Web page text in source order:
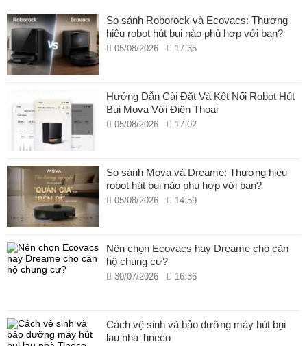
nhà của bạn. Lực hút mạnh mẽ, hệ thống lau nhà tiên tiến,
và trạm sạc đa chức năng, giúp bạn tiết kiệm thời gian và
công sức cho việc dọn dẹp.
Lực hút Vormax™ mạnh mẽ 13.000Pa: Xử lý mọi vết bẩn
cứng đầu và các mảnh vụn mắc kẹt trong góc.
Trạm sạc đa năng PowerDock™: Tự động đổ bụi, giặt và
sấy khô giẻ lau.
Hệ thống lau nhà DuoScrub™: Hai giẻ lau xoay kết hợp
Lau dọn thảm thông minh: Cảm biến sóng siêu âm nhân
diện thảm, giẻ lau tự nâng lên 10,5mm ngăn thảm bị ướt.
Hệ thống Pathfinder™: Lập bản đồ và tối ưu hóa lộ trình
làm sạch thông minh.
Tránh chướng ngại vật 3DAdapt™: Định tuyến đường đi
nhưng vẫn đảm bảo làm sạch quanh đồ đạc, không bỏ sót
vị trí nào.
Bộ pin 5.200mAh + Sạc nhanh 30%: Dung lượng pin 5.200
So sánh Roborock và Ecovacs: Thương
hiệu robot hút bụi nào phù hợp với bạn?
05/08/2026 17:35
Hướng Dẫn Cài Đặt Và Kết Nối Robot Hút
Bụi Mova Với Điện Thoại
05/08/2026 17:02
So sánh Mova và Dreame: Thương hiệu
robot hút bụi nào phù hợp với bạn?
05/08/2026 14:59
Nên chọn Ecovacs hay Dreame cho căn
hộ chung cư?
30/07/2026 16:36
Cách vệ sinh và bảo dưỡng máy hút bụi
lau nhà Tineco